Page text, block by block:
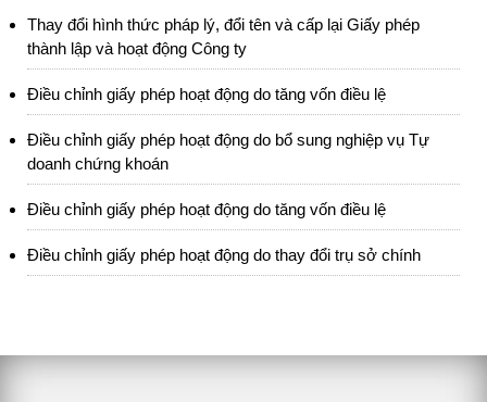
Thay đổi hình thức pháp lý, đổi tên và cấp lại Giấy phép
thành lập và hoạt động Công ty
Điều chỉnh giấy phép hoạt động do tăng vốn điều lệ
Điều chỉnh giấy phép hoạt động do bổ sung nghiệp vụ Tự
doanh chứng khoán
Điều chỉnh giấy phép hoạt động do tăng vốn điều lệ
Điều chỉnh giấy phép hoạt động do thay đổi trụ sở chính